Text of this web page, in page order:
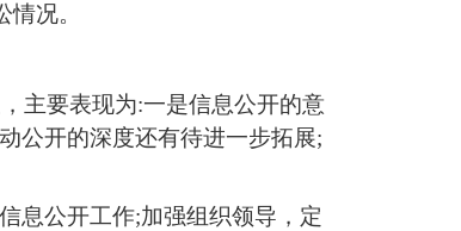
况。
主要表现为:一是信息公开的意
公开的深度还有待进一步拓展;
息公开工作;加强组织领导，定